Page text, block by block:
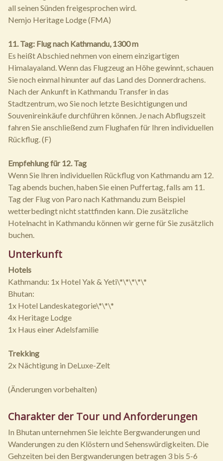
all seinen Sünden freigesprochen wird.
Nemjo Heritage Lodge (FMA)
11. Tag: Flug nach Kathmandu, 1300 m
Es heißt Abschied nehmen von einem einzigartigen
Himalayaland. Wenn das Flugzeug an Höhe gewinnt, schauen
Sie noch einmal hinunter auf das Land des Donnerdrachens.
Nach der Ankunft in Kathmandu Transfer in das
Stadtzentrum, wo Sie noch letzte Besichtigungen und
Souvenireinkäufe durchführen können. Je nach Abflugszeit
fahren Sie anschließend zum Flughafen für Ihren individuellen
Rückflug. (F)
Empfehlung für 12. Tag
Wenn Sie Ihren individuellen Rückflug von Kathmandu am 12.
Tag abends buchen, haben Sie einen Puffertag, falls am 11.
Tag der Flug von Paro nach Kathmandu zum Beispiel
wetterbedingt nicht stattfinden kann. Die zusätzliche
Hotelnacht in Kathmandu können wir gerne für Sie zusätzlich
buchen.
Unterkunft
Hotels
Kathmandu: 1x Hotel Yak & Yeti\*\*\*\*\*
Bhutan:
1x Hotel Landeskategorie\*\*\*
4x Heritage Lodge
1x Haus einer Adelsfamilie
Trekking
2x Nächtigung in DeLuxe-Zelt
(Änderungen vorbehalten)
Charakter der Tour und Anforderungen
In Bhutan unternehmen Sie leichte Bergwanderungen und
Wanderungen zu den Klöstern und Sehenswürdigkeiten. Die
Gehzeiten bei den Bergwanderungen betragen 3 bis 5-6